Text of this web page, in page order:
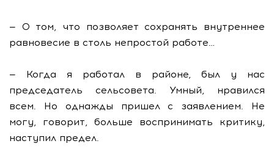
— О том, что позволяет сохранять внутреннее
равновесие в столь непростой работе…
— Когда я работал в районе, был у нас
председатель сельсовета. Умный, нравился
всем. Но однажды пришел с заявлением. Не
могу, говорит, больше воспринимать критику,
наступил предел.